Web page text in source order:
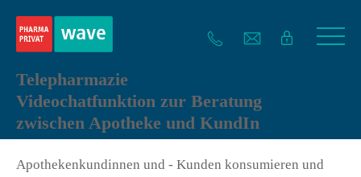
Telepharmazie
Videochatfunktion zur Beratung
zwischen Apotheke und KundIn
Apothekenkundinnen und - Kunden konsumieren und